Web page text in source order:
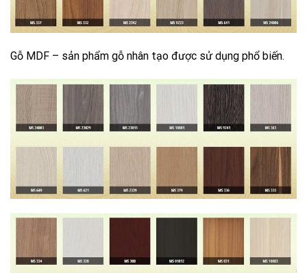
Gỗ MDF – sản phẩm gỗ nhân tạo được sử dụng phổ biến.